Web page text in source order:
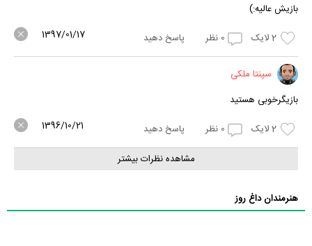
بازیش عالیه:)
2لایک 0 نظر پاسخ دهید 1397/01/17
سپنتا ملکی
بازیگرخوبی هستید
2لایک 0 نظر پاسخ دهید 1396/10/21
مشاهده نظرات بیشتر
هنرمندان داغ روز